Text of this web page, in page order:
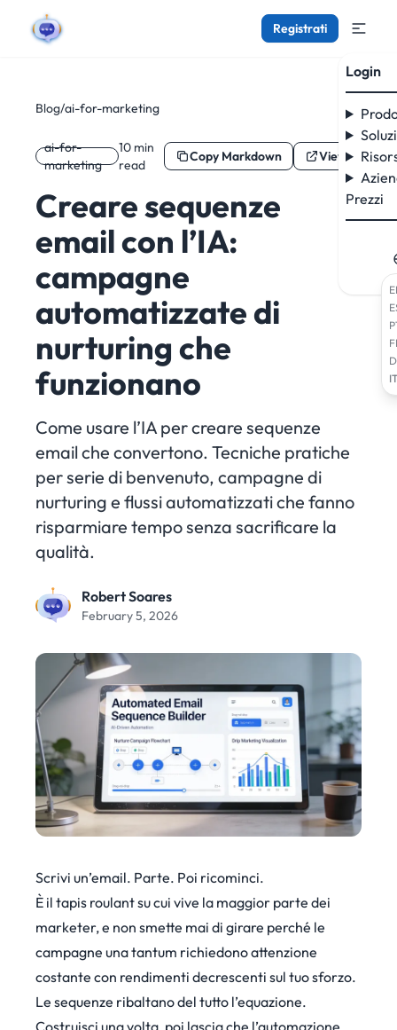
Registrati
Login
Prezzi
IT
Blog/ai-for-marketing
ai-for-
marketing
10 min
read
Copy Markdown View as
Creare sequenze
email con l’IA:
campagne
automatizzate di
nurturing che
funzionano
Come usare l’IA per creare sequenze
email che convertono. Tecniche pratiche
per serie di benvenuto, campagne di
nurturing e flussi automatizzati che fanno
risparmiare tempo senza sacrificare la
qualità.
Robert Soares
February 5, 2026
Scrivi un’email. Parte. Poi ricominci.
È il tapis roulant su cui vive la maggior parte dei
marketer, e non smette mai di girare perché le
campagne una tantum richiedono attenzione
costante con rendimenti decrescenti sul tuo sforzo.
Le sequenze ribaltano del tutto l’equazione.
Costruisci una volta, poi lascia che l’automazione